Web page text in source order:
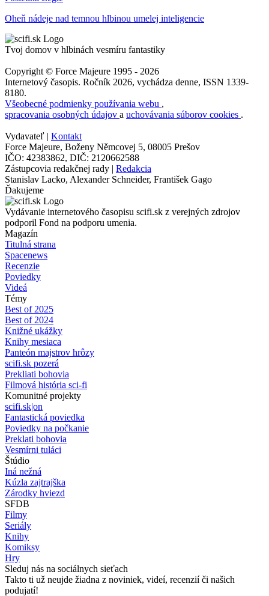
Oheň nádeje nad temnou hlbinou umelej inteligencie
Tvoj domov v hlbinách vesmíru fantastiky
Copyright © Force Majeure 1995 - 2026
Internetový časopis. Ročník 2026, vychádza denne, ISSN 1339-
8180.
Všeobecné podmienky používania webu ,
spracovania osobných údajov a uchovávania súborov cookies .
Vydavateľ | Kontakt
Force Majeure, Boženy Němcovej 5, 08005 Prešov
IČO: 42383862, DIČ: 2120662588
Zástupcovia redakčnej rady | Redakcia
Stanislav Lacko, Alexander Schneider, František Gago
Ďakujeme
Vydávanie internetového časopisu scifi.sk z verejných zdrojov
podporil Fond na podporu umenia.
Magazín
Titulná strana
Spacenews
Recenzie
Poviedky
Videá
Témy
Best of 2025
Best of 2024
Knižné ukážky
Knihy mesiaca
Panteón majstrov hrôzy
scifi.sk pozerá
Prekliati bohovia
Filmová história sci-fi
Komunitné projekty
scifi.sk|on
Fantastická poviedka
Poviedky na počkanie
Preklati bohovia
Vesmírni tuláci
Štúdio
Iná nežná
Kúzla zajtrajška
Zárodky hviezd
SFDB
Filmy
Seriály
Knihy
Komiksy
Hry
Sleduj nás na sociálnych sieťach
Takto ti už neujde žiadna z noviniek, videí, recenzií či našich
podujatí!